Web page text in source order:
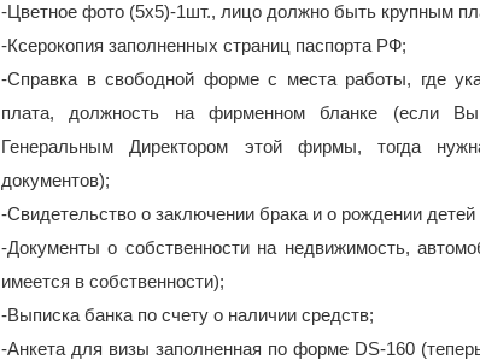
-Цветное фото (5х5)-1шт., лицо должно быть крупным
-Ксерокопия заполненных страниц паспорта РФ;
-Справка в свободной форме с места работы, где
плата, должность на фирменном бланке (если
Генеральным Директором этой фирмы, тогда
документов);
-Свидетельство о заключении брака и о рождении
-Документы о собственности на недвижимость,
имеется в собственности);
-Выписка банка по счету о наличии средств;
-Анкета для визы заполненная по форме DS-160